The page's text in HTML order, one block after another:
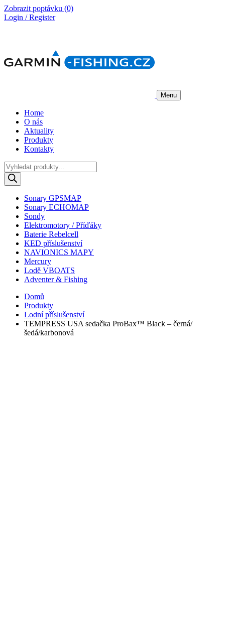
Zobrazit poptávku (0)
Login / Register
Menu
Home
O nás
Aktuality
Produkty
Kontakty
Products
search
Sonary GPSMAP
Sonary ECHOMAP
Sondy
Elektromotory / Příďáky
Baterie Rebelcell
KED příslušenství
NAVIONICS MAPY
Mercury
Lodě VBOATS
Adventer & Fishing
Domů
Produkty
Lodní příslušenství
TEMPRESS USA sedačka ProBax™ Black – černá/
šedá/karbonová